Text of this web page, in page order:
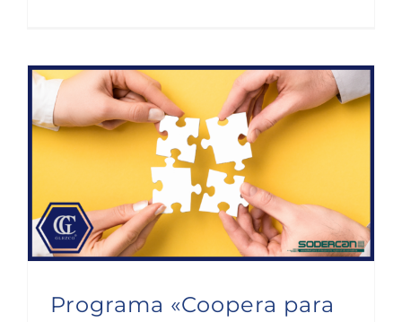
Programa «Coopera para